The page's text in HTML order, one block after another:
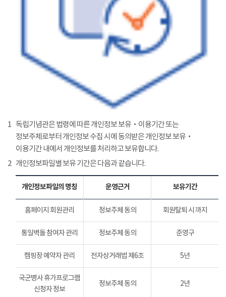
1 독립기념관은 법령에 따른 개인정보 보유‧이용기간 또는
정보주체로부터 개인정보 수집 시에 동의받은 개인정보 보유‧
이용기간 내에서 개인정보를 처리하고 보유합니다.
2 개인정보파일별 보유 기간은 다음과 같습니다.
개인정보파일의 명칭 운영근거 보유기간
홈페이지 회원관리 정보주체 동의 회원탈퇴 시 까지
통일벽돌 참여자 관리 정보주체 동의 준영구
캠핑장 예약자 관리 전자상거래법 제6조 5년
국군병사 휴가프로그램
신청자 정보
정보주체 동의 2년